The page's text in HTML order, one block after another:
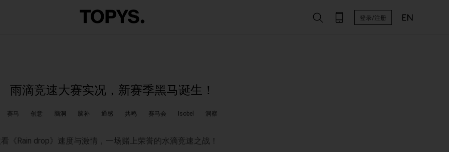
登录/注册
雨滴竞速大赛实况，新赛季黑马诞生！
赛马 创意 脑洞 脑补 通感 共鸣 赛马会 Isobel 洞察
《Rain drop》速度与激情，一场赌上荣誉的水滴竞速之战！